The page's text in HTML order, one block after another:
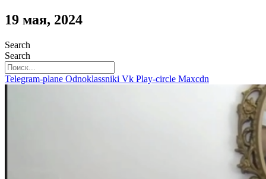
19 мая, 2024
Search
Search
Telegram-plane Odnoklassniki Vk Play-circle Maxcdn